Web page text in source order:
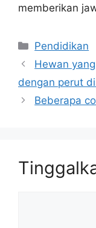
memberikan
Kategori
Pendidikan
Hewan
dengan perut
Beberapa